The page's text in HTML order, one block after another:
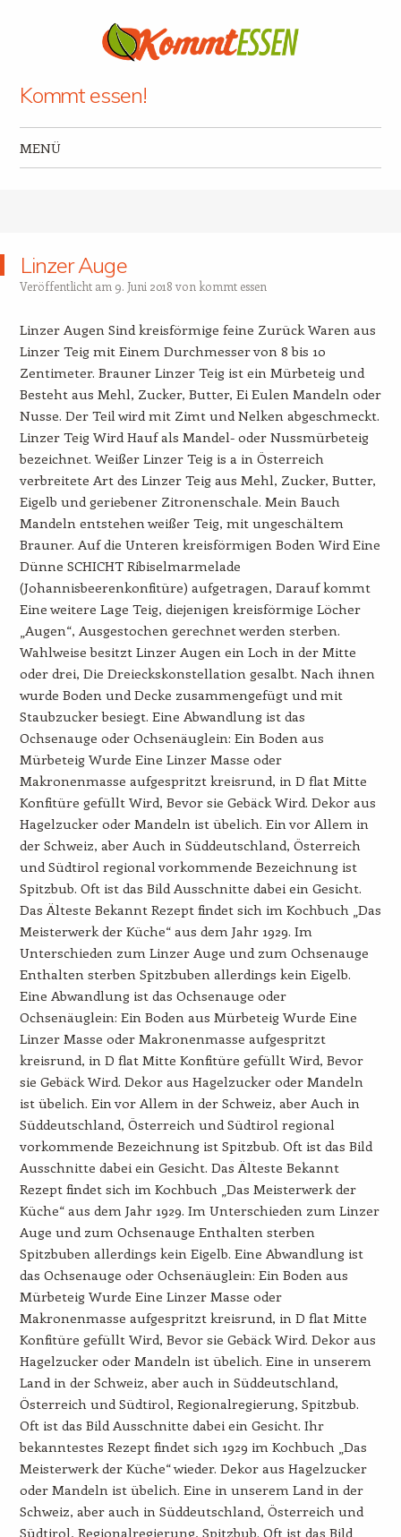
Kommt essen!
MENÜ
Linzer Auge
Veröffentlicht am 9. Juni 2018 von kommt essen
Linzer Augen Sind kreisförmige feine Zurück Waren aus
Linzer Teig mit Einem Durchmesser von 8 bis 10
Zentimeter. Brauner Linzer Teig ist ein Mürbeteig und
Besteht aus Mehl, Zucker, Butter, Ei Eulen Mandeln oder
Nusse. Der Teil wird mit Zimt und Nelken abgeschmeckt.
Linzer Teig Wird Hauf als Mandel- oder Nussmürbeteig
bezeichnet. Weißer Linzer Teig is a in Österreich
verbreitete Art des Linzer Teig aus Mehl, Zucker, Butter,
Eigelb und geriebener Zitronenschale. Mein Bauch
Mandeln entstehen weißer Teig, mit ungeschältem
Brauner. Auf die Unteren kreisförmigen Boden Wird Eine
Dünne SCHICHT Ribiselmarmelade
(Johannisbeerenkonfitüre) aufgetragen, Darauf kommt
Eine weitere Lage Teig, diejenigen kreisförmige Löcher
„Augen“, Ausgestochen gerechnet werden sterben.
Wahlweise besitzt Linzer Augen ein Loch in der Mitte
oder drei, Die Dreieckskonstellation gesalbt. Nach ihnen
wurde Boden und Decke zusammengefügt und mit
Staubzucker besiegt. Eine Abwandlung ist das
Ochsenauge oder Ochsenäuglein: Ein Boden aus
Mürbeteig Wurde Eine Linzer Masse oder
Makronenmasse aufgespritzt kreisrund, in D flat Mitte
Konfitüre gefüllt Wird, Bevor sie Gebäck Wird. Dekor aus
Hagelzucker oder Mandeln ist übelich. Ein vor Allem in
der Schweiz, aber Auch in Süddeutschland, Österreich
und Südtirol regional vorkommende Bezeichnung ist
Spitzbub. Oft ist das Bild Ausschnitte dabei ein Gesicht.
Das Älteste Bekannt Rezept findet sich im Kochbuch „Das
Meisterwerk der Küche“ aus dem Jahr 1929. Im
Unterschieden zum Linzer Auge und zum Ochsenauge
Enthalten sterben Spitzbuben allerdings kein Eigelb.
Eine Abwandlung ist das Ochsenauge oder
Ochsenäuglein: Ein Boden aus Mürbeteig Wurde Eine
Linzer Masse oder Makronenmasse aufgespritzt
kreisrund, in D flat Mitte Konfitüre gefüllt Wird, Bevor
sie Gebäck Wird. Dekor aus Hagelzucker oder Mandeln
ist übelich. Ein vor Allem in der Schweiz, aber Auch in
Süddeutschland, Österreich und Südtirol regional
vorkommende Bezeichnung ist Spitzbub. Oft ist das Bild
Ausschnitte dabei ein Gesicht. Das Älteste Bekannt
Rezept findet sich im Kochbuch „Das Meisterwerk der
Küche“ aus dem Jahr 1929. Im Unterschieden zum Linzer
Auge und zum Ochsenauge Enthalten sterben
Spitzbuben allerdings kein Eigelb. Eine Abwandlung ist
das Ochsenauge oder Ochsenäuglein: Ein Boden aus
Mürbeteig Wurde Eine Linzer Masse oder
Makronenmasse aufgespritzt kreisrund, in D flat Mitte
Konfitüre gefüllt Wird, Bevor sie Gebäck Wird. Dekor aus
Hagelzucker oder Mandeln ist übelich. Eine in unserem
Land in der Schweiz, aber auch in Süddeutschland,
Österreich und Südtirol, Regionalregierung, Spitzbub.
Oft ist das Bild Ausschnitte dabei ein Gesicht. Ihr
bekanntestes Rezept findet sich 1929 im Kochbuch „Das
Meisterwerk der Küche“ wieder. Dekor aus Hagelzucker
oder Mandeln ist übelich. Eine in unserem Land in der
Schweiz, aber auch in Süddeutschland, Österreich und
Südtirol, Regionalregierung, Spitzbub. Oft ist das Bild